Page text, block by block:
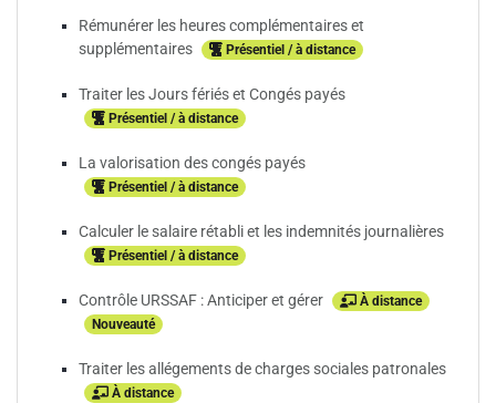
Rémunérer les heures complémentaires et
supplémentaires
Présentiel / à distance
Traiter les Jours fériés et Congés payés
Présentiel / à distance
La valorisation des congés payés
Présentiel / à distance
Calculer le salaire rétabli et les indemnités journalières
Présentiel / à distance
Contrôle URSSAF : Anticiper et gérer
À distance
Nouveauté
Traiter les allégements de charges sociales patronales
À distance